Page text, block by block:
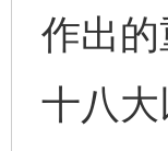
作出
十八